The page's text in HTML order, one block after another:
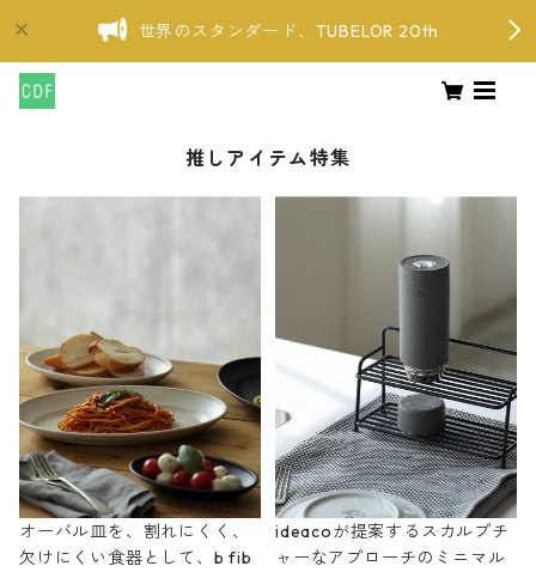
世界のスタンダード、TUBELOR 20th
推しアイテム特集
オーバル皿を、割れにくく、
欠けにくい食器として、b fib
ideacoが提案するスカルプチ
ャーなアプローチのミニマル